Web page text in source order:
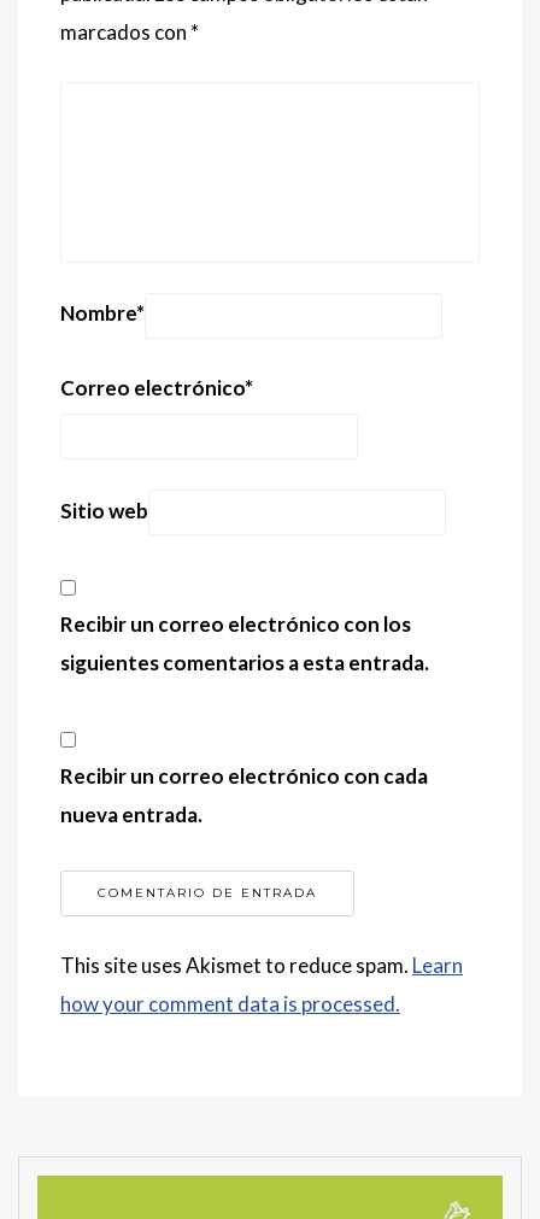
marcados con *
Nombre*
Correo electrónico*
Sitio web
Recibir un correo electrónico con los
siguientes comentarios a esta entrada.
Recibir un correo electrónico con cada
nueva entrada.
This site uses Akismet to reduce spam. Learn
how your comment data is processed.